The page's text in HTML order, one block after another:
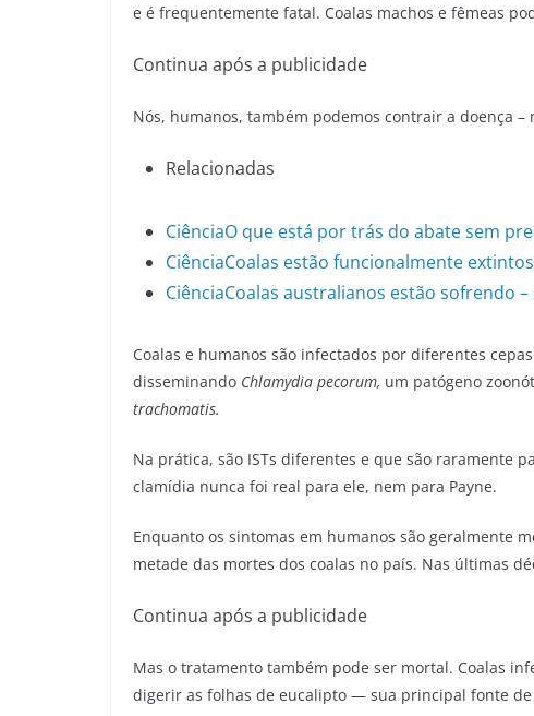
e é frequentemente fatal. Coalas machos e fêmeas
Continua após a publicidade
Nós, humanos, também podemos contrair a doença –
Relacionadas
CiênciaO que está por trás do abate sem
CiênciaCoalas estão funcionalmente
CiênciaCoalas australianos estão sofrendo
Coalas e humanos são infectados por diferentes
disseminando Chlamydia pecorum, um patógeno
trachomatis.
Na prática, são ISTs diferentes e que são raramente
clamídia nunca foi real para ele, nem para Payne.
Enquanto os sintomas em humanos são geralmente
metade das mortes dos coalas no país. Nas últimas
Continua após a publicidade
Mas o tratamento também pode ser mortal. Coalas
digerir as folhas de eucalipto — sua principal fonte